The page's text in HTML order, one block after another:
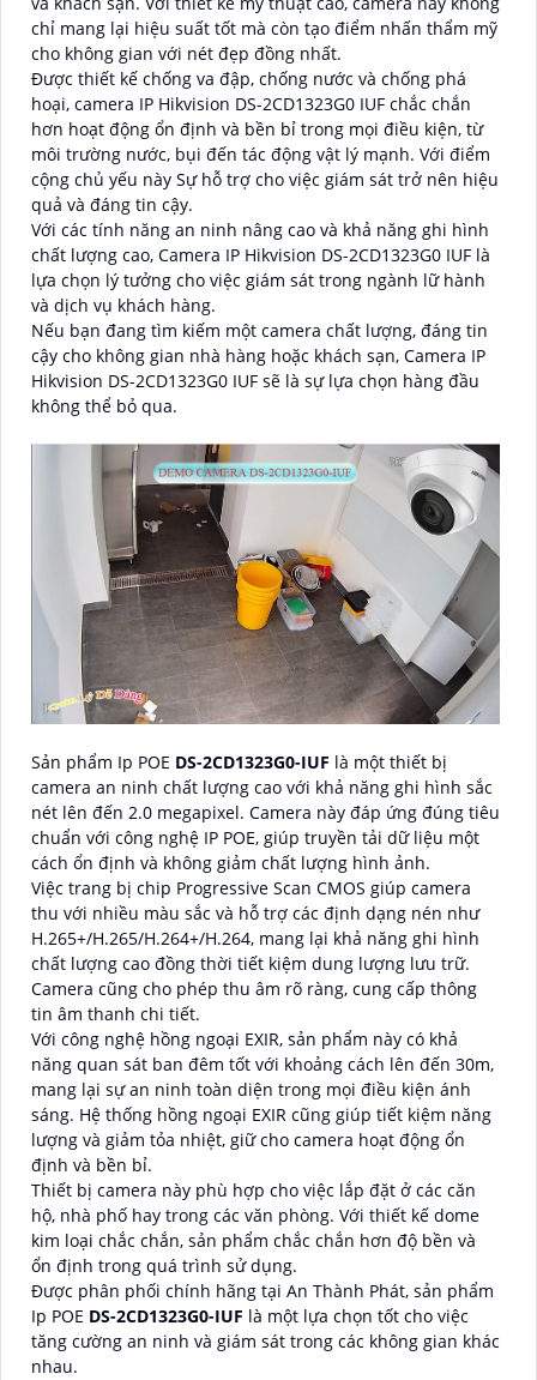
chỉ mang lại hiệu suất tốt mà còn tạo điểm nhấn thẩm mỹ
cho không gian với nét đẹp đồng nhất.
Được thiết kế chống va đập, chống nước và chống phá
hoại, camera IP Hikvision DS-2CD1323G0 IUF chắc chắn
hơn hoạt động ổn định và bền bỉ trong mọi điều kiện, từ
môi trường nước, bụi đến tác động vật lý mạnh. Với điểm
cộng chủ yếu này Sự hỗ trợ cho việc giám sát trở nên hiệu
quả và đáng tin cậy.
Với các tính năng an ninh nâng cao và khả năng ghi hình
chất lượng cao, Camera IP Hikvision DS-2CD1323G0 IUF là
lựa chọn lý tưởng cho việc giám sát trong ngành lữ hành
và dịch vụ khách hàng.
Nếu bạn đang tìm kiếm một camera chất lượng, đáng tin
cậy cho không gian nhà hàng hoặc khách sạn, Camera IP
Hikvision DS-2CD1323G0 IUF sẽ là sự lựa chọn hàng đầu
không thể bỏ qua.
Sản phẩm Ip POE DS-2CD1323G0-IUF là một thiết bị
camera an ninh chất lượng cao với khả năng ghi hình sắc
nét lên đến 2.0 megapixel. Camera này đáp ứng đúng tiêu
chuẩn với công nghệ IP POE, giúp truyền tải dữ liệu một
cách ổn định và không giảm chất lượng hình ảnh.
Việc trang bị chip Progressive Scan CMOS giúp camera
thu với nhiều màu sắc và hỗ trợ các định dạng nén như
H.265+/H.265/H.264+/H.264, mang lại khả năng ghi hình
chất lượng cao đồng thời tiết kiệm dung lượng lưu trữ.
Camera cũng cho phép thu âm rõ ràng, cung cấp thông
tin âm thanh chi tiết.
Với công nghệ hồng ngoại EXIR, sản phẩm này có khả
năng quan sát ban đêm tốt với khoảng cách lên đến 30m,
mang lại sự an ninh toàn diện trong mọi điều kiện ánh
sáng. Hệ thống hồng ngoại EXIR cũng giúp tiết kiệm năng
lượng và giảm tỏa nhiệt, giữ cho camera hoạt động ổn
định và bền bỉ.
Thiết bị camera này phù hợp cho việc lắp đặt ở các căn
hộ, nhà phố hay trong các văn phòng. Với thiết kế dome
kim loại chắc chắn, sản phẩm chắc chắn hơn độ bền và
ổn định trong quá trình sử dụng.
Được phân phối chính hãng tại An Thành Phát, sản phẩm
Ip POE DS-2CD1323G0-IUF là một lựa chọn tốt cho việc
tăng cường an ninh và giám sát trong các không gian khác
nhau.